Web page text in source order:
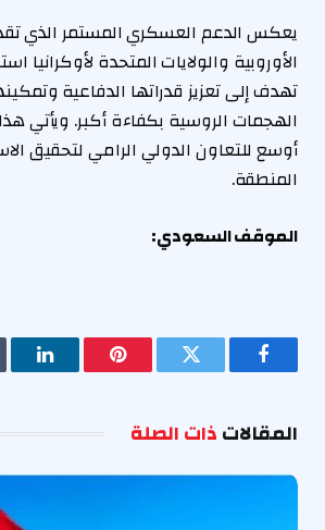
يعكس الدعم العسكري المستمر الذي
الأوروبية والولايات المتحدة لأوكرانيا
تهدف إلى تعزيز قدراتها الدفاعية
الهجمات الروسية بكفاءة أكبر. ويأتي
أوسع للتعاون الدولي الرامي لتحقيق
المنطقة.
الموقف السعودي:
فيسبوك تويتر بينتيريست
المقالاتذات الصلة